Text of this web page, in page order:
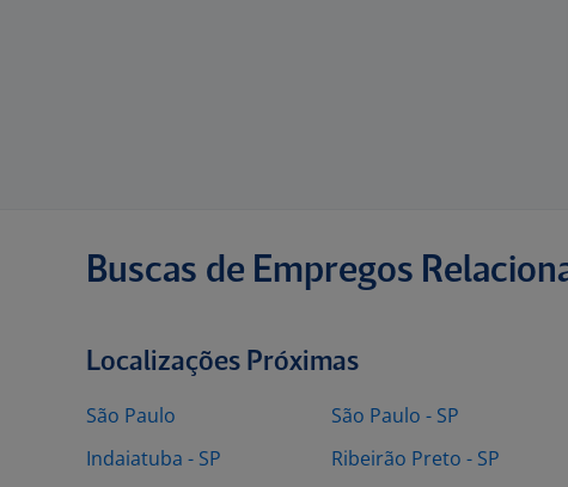
Buscas de Empregos
Localizações Próximas
São Paulo
Indaiatuba - SP
São Paulo - SP
Ribeirão Preto - SP